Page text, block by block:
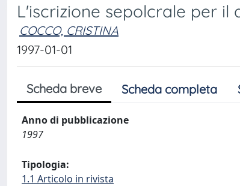
L'iscrizione sepolcrale per il
COCCO, CRISTINA
1997-01-01
Scheda breve Scheda completa
Anno di pubblicazione
1997
Tipologia:
1.1 Articolo in rivista